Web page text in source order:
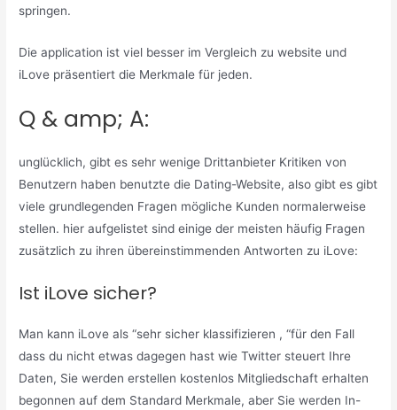
springen.
Die application ist viel besser im Vergleich zu website und
iLove präsentiert die Merkmale für jeden.
Q & amp; A:
unglücklich, gibt es sehr wenige Drittanbieter Kritiken von
Benutzern haben benutzte die Dating-Website, also gibt es gibt
viele grundlegenden Fragen mögliche Kunden normalerweise
stellen. hier aufgelistet sind einige der meisten häufig Fragen
zusätzlich zu ihren übereinstimmenden Antworten zu iLove:
Ist iLove sicher?
Man kann iLove als “sehr sicher klassifizieren , “für den Fall
dass du nicht etwas dagegen hast wie Twitter steuert Ihre
Daten, Sie werden erstellen kostenlos Mitgliedschaft erhalten
begonnen auf dem Standard Merkmale, aber Sie werden In-